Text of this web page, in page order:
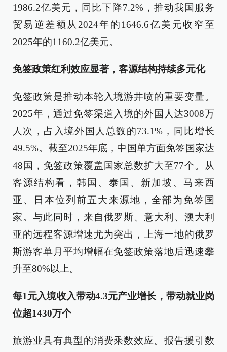
1986.2亿美元，同比下降7.2%，推动我国服务
贸易逆差额从2024年的1646.6亿美元收窄至
2025年的1160.2亿美元。
免签政策红利效应显著，客源结构持续多元化
免签政策是推动本轮入境游井喷的重要变量。
2025年，通过免签渠道入境的外国人达3008万
人次，占入境外国人总数的73.1%，同比增长
49.5%。截至2025年底，中国单方面免签国家达
48国，免签政策覆盖国家总数扩大至77个。从
客源结构看，韩国、泰国、新加坡、马来西
亚、日本位列前五大来源地，全部为免签国
家。与此同时，来自俄罗斯、意大利、澳大利
亚的远程客源增速尤为突出，上海一地的俄罗
斯游客单月平均增幅在免签政策落地后迅速攀
升至80%以上。
每1元入境收入带动4.3元产业增长，带动就业岗
位超1430万个
旅游业具有典型的消费乘数效应。报告援引数